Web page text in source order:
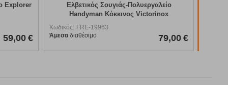
Σουγιάς-Πολυεργαλείο
Handyman Κόκκινος Victorinox
διαθέσιμο 79,00